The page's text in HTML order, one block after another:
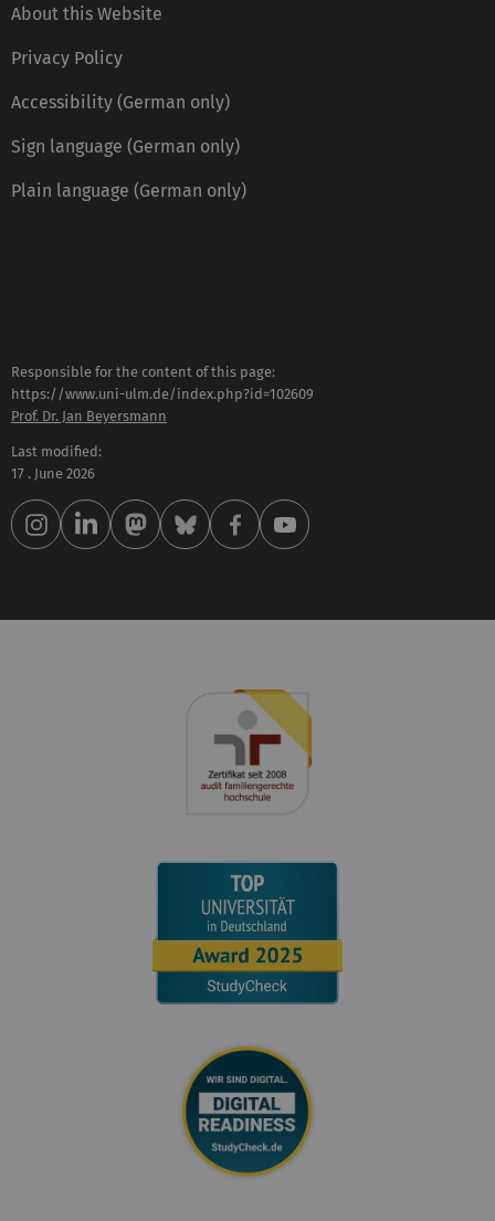
About this Website
Privacy Policy
Accessibility (German only)
Sign language (German only)
Plain language (German only)
Responsible for the content of this page:
https://www.uni-ulm.de/index.php?id=102609
Prof. Dr. Jan Beyersmann
Last modified:
17 . June 2026